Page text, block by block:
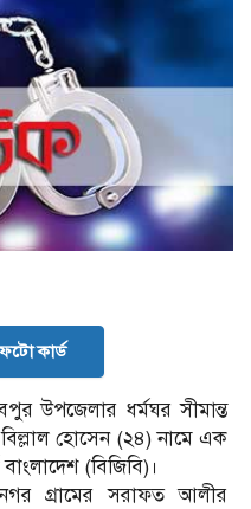
কার্ড
উপজেলার ধর্মঘর সীমান্ত
হোসেন (২৪) নামে এক
(বিজিবি)।
গ্রামের সরাফত আলীর